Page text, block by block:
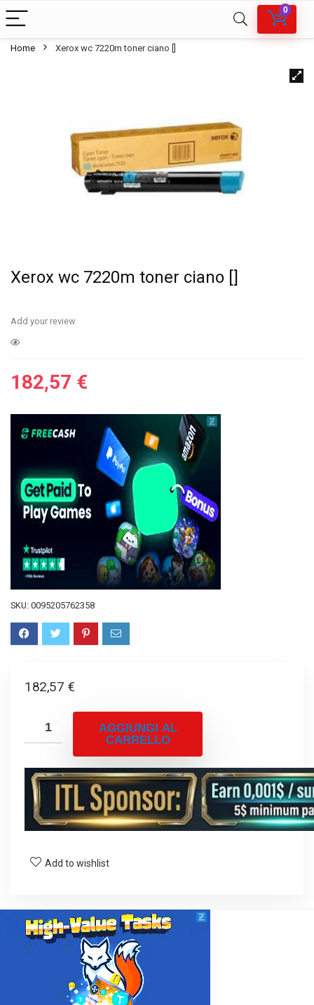
0
Home Xerox wc 7220m toner ciano []
Xerox wc 7220m toner ciano []
Add your review
182,57 €
SKU: 0095205762358
182,57 €
AGGIUNGI AL
CARRELLO
Add to wishlist